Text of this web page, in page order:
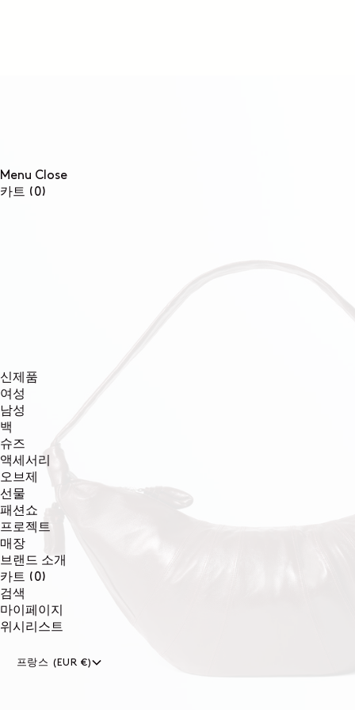
Menu Close
카트 (0)
신제품
여성
남성
백
슈즈
액세서리
오브제
선물
패션쇼
프로젝트
매장
브랜드 소개
카트 (0)
검색
마이페이지
위시리스트
프랑스 (EUR €)